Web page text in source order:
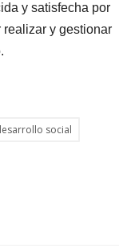
y satisfecha por
realizar y gestionar
social